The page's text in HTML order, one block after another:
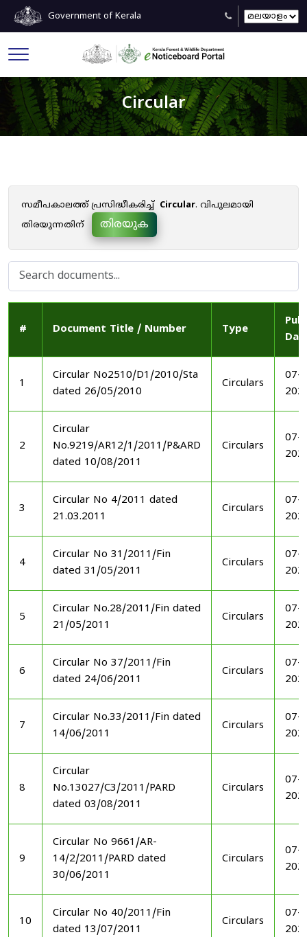
Government of Kerala
Circular
സമീപകാലത്ത് പ്രസിദ്ധീകരിച്ച് Circular. വിപുലമായി
തിരയുന്നതിന്
തിരയുക
# Document Title / Number Type
1
Circular No2510/D1/2010/Sta
dated 26/05/2010
Circulars
07-
2
Circular
No.9219/AR12/1/2011/P&ARD
dated 10/08/2011
Circulars
07-
3
Circular No 4/2011 dated
21.03.2011
Circulars
07-
4
Circular No 31/2011/Fin
dated 31/05/2011
Circulars
07-
5
Circular No.28/2011/Fin dated
21/05/2011
Circulars
07-
6
Circular No 37/2011/Fin
dated 24/06/2011
Circulars
07-
7
Circular No.33/2011/Fin dated
14/06/2011
Circulars
07-
8
Circular
No.13027/C3/2011/PARD
dated 03/08/2011
Circulars
07-
9
Circular No 9661/AR-
14/2/2011/PARD dated
30/06/2011
Circulars
07-
10
Circular No 40/2011/Fin
dated 13/07/2011
Circulars
07-